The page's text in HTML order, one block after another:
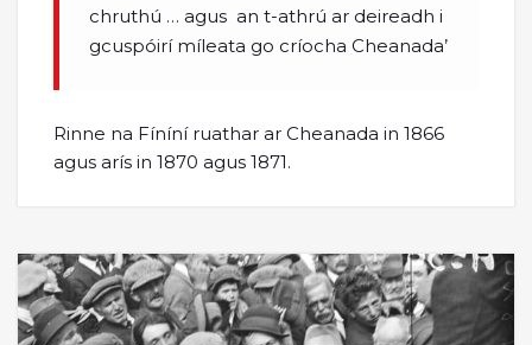
chruthú … agus an t-athrú ar deireadh i
gcuspóirí míleata go críocha Cheanada’
Rinne na Fíníní ruathar ar Cheanada in 1866
agus arís in 1870 agus 1871.